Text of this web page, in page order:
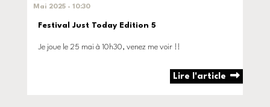
Mai 2025 - 10:30
Festival Just Today Edition 5
Je joue le 25 mai à 10h30, venez me voir !!
Lire l'article